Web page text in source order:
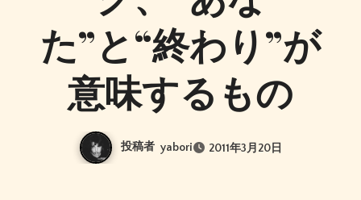
た”と“終わり”が
意味するもの
投稿者 yabori 2011年3月20日